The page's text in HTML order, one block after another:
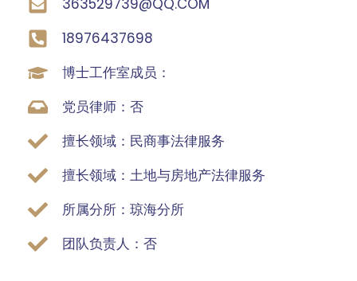
363529739@QQ.COM
18976437698
博士工作室成员：
党员律师：否
擅长领域：民商事法律服务
擅长领域：土地与房地产法律服务
所属分所：琼海分所
团队负责人：否